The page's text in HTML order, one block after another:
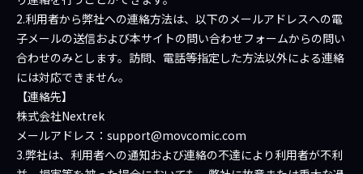
2.利用者から弊社への連絡方法は、以下のメールアドレスへの電
子メールの送信および本サイトの問い合わせフォームからの問い
合わせのみとします。訪問、電話等指定した方法以外による連絡
には対応できません。
【連絡先】
株式会社Nextrek
メールアドレス：support@movcomic.com
3.弊社は、利用者への通知および連絡の不達により利用者が不利